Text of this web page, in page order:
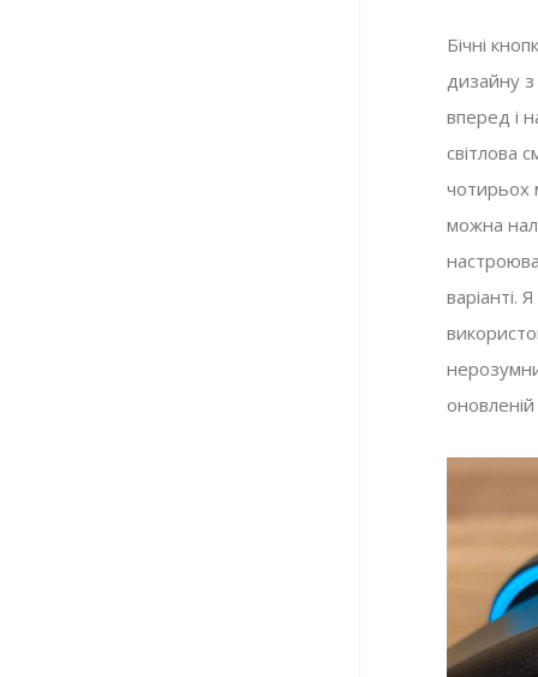
Бічні
дизайну
вперед і
світлова
чотирьох
можна
варіанті.
оновленій